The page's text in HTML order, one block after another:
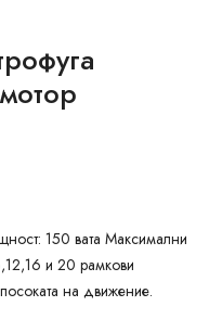
150 вата Максимални
и 20 рамкови
на движение.